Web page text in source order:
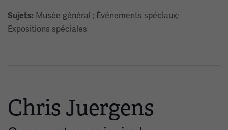
Sujets: Musée général ; Événements spéciaux;
Expositions spéciales
Chris Juergens